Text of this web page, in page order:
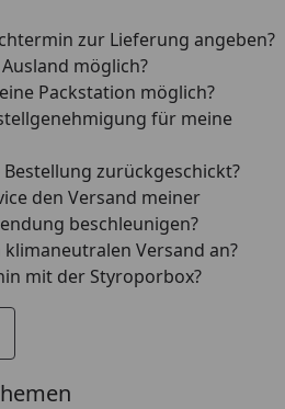
zur Lieferung angeben?
möglich?
Packstation möglich?
für meine
zurückgeschickt?
den Versand meiner
beschleunigen?
klimaneutralen Versand an?
mit der Styroporbox?